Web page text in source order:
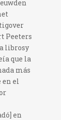
Peeters
librosy
que la
más
en el
en